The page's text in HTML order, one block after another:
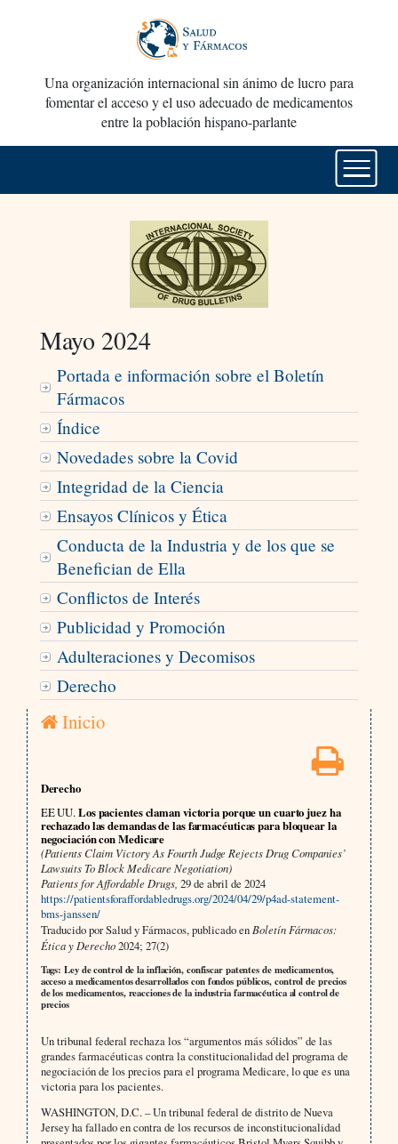
Una organización internacional sin ánimo de lucro para
fomentar el acceso y el uso adecuado de medicamentos
entre la población hispano-parlante
Mayo 2024
Portada e información sobre el Boletín
Fármacos
Índice
Novedades sobre la Covid
Integridad de la Ciencia
Ensayos Clínicos y Ética
Conducta de la Industria y de los que se
Benefician de Ella
Conflictos de Interés
Publicidad y Promoción
Adulteraciones y Decomisos
Derecho
Inicio
Derecho
EE UU.Los pacientes claman victoria porque un cuarto juez ha
rechazado las demandas de las farmacéuticas para bloquear la
negociación con Medicare
(Patients Claim Victory As Fourth Judge Rejects Drug Companies’
Lawsuits To Block Medicare Negotiation)
Patients for Affordable Drugs, 29 de abril de 2024
https://patientsforaffordabledrugs.org/2024/04/29/p4ad-statement-
bms-janssen/
Traducido por Salud y Fármacos, publicado en Boletín Fármacos:
Ética y Derecho2024; 27(2)
Tags: Ley de control de la inflación, confiscar patentes de medicamentos,
acceso a medicamentos desarrollados con fondos públicos, control de precios
de los medicamentos, reacciones de la industria farmacéutica al control de
precios
Un tribunal federal rechaza los “argumentos más sólidos” de las
grandes farmacéuticas contra la constitucionalidad del programa de
negociación de los precios para el programa Medicare, lo que es una
victoria para los pacientes.
WASHINGTON, D.C. – Un tribunal federal de distrito de Nueva
Jersey ha fallado en contra de los recursos de inconstitucionalidad